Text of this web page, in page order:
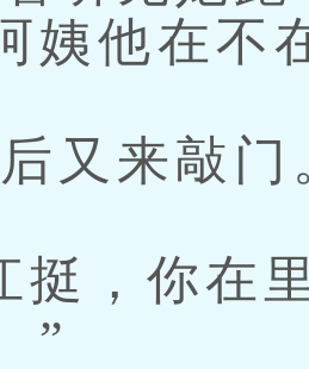
姨他在不
又来敲门
，你在
”